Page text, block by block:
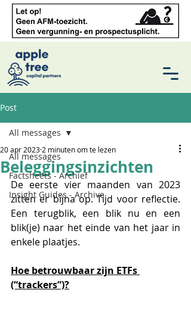
Post
All messages
Factsheets - Archief
Insight Guides - Archive
All messages
Beleggingsinzichten
20 apr 2023 2 minuten om te lezen
De eerste vier maanden van 2023
zitten er bijna op. Tijd voor reflectie.
Een terugblik, een blik nu en een
blik(je) naar het einde van het jaar in
enkele plaatjes.
Hoe betrouwbaar zijn ETFs
(“trackers”)?